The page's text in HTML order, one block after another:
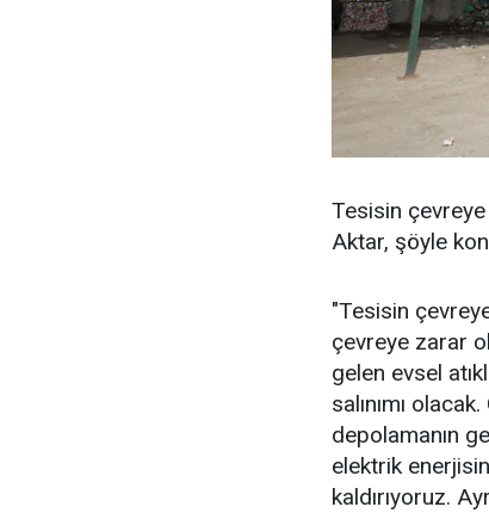
Tesisin
Aktar, şöyle
"Tesisin
çevreye zarar
gelen evsel
salınımı
depolamanın
elektrik
kaldırıyoruz.